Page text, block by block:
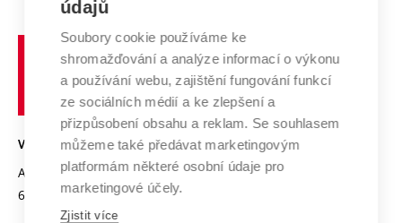
Systém zajišťování kvality výzkumu
Výzkumné infrastruktury
Transfer znalostí
Open Science
Projekty
Projekty ze strukturálních fondů
Specifický výzkum
Zahraniční spolupráce
Spolupráce se školami
Služby univerzity
Mezinárodní dohody
Univerzitní sítě
Profil univerzity
Udržitelná univerzita
Podnikavá univerzita / ContriBUTe
Bezpečná univerzita
Vyznamenání
Organizační struktura
učení
technické
VYSOKÉ UČENÍ TECHNICKÉ V BRNĚ
Antonínská 548/1
602 00 Brno
www.vut.cz
vut@vutbr.cz
údajů
Soubory cookie používáme ke
shromažďování a analýze informací o výkonu
a používání webu, zajištění fungování funkcí
ze sociálních médií a ke zlepšení a
přizpůsobení obsahu a reklam. Se souhlasem
můžeme také předávat marketingovým
platformám některé osobní údaje pro
marketingové účely.
Zjistit více